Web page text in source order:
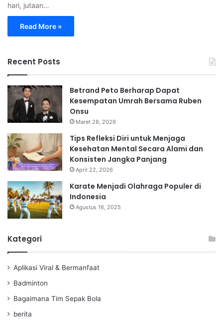
hari, jutaan…
Read More »
Recent Posts
Betrand Peto Berharap Dapat
Kesempatan Umrah Bersama Ruben
Onsu
Maret 28, 2026
Tips Refleksi Diri untuk Menjaga
Kesehatan Mental Secara Alami dan
Konsisten Jangka Panjang
April 22, 2026
Karate Menjadi Olahraga Populer di
Indonesia
Agustus 16, 2025
Kategori
Aplikasi Viral & Bermanfaat
Badminton
Bagaimana Tim Sepak Bola
berita